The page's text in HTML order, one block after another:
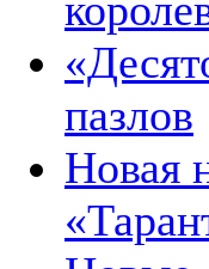
пазлов
Новая